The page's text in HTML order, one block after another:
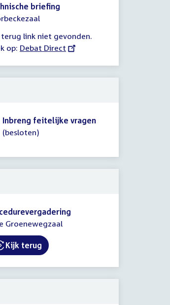
briefing
terug link niet gevonden.
op: External
Debat Direct
Inbreng feitelijke vragen
(besloten)
Groenewegzaal
External link:
Kijk terug